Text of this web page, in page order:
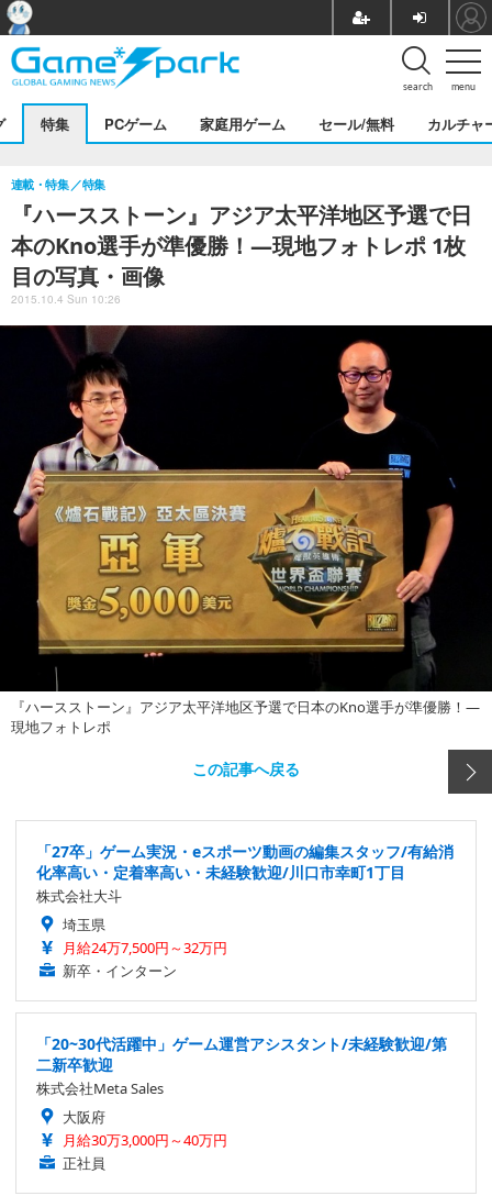
menu
search
特集 PCゲーム 家庭用ゲーム セール/無料 カルチャ
『ハースストーン』アジア太平洋地区予選で日
本のKno選手が準優勝！―現地フォトレポ 1枚
目の写真・画像
連載・特集 特集
2015.10.4 Sun 10:26
『ハースストーン』アジア太平洋地区予選で日本のKno選手が準優勝！―
現地フォトレポ
この記事へ戻る
「27卒」ゲーム実況・eスポーツ動画の編集スタッフ/有給消
化率高い・定着率高い・未経験歓迎/川口市幸町1丁目
株式会社大斗
埼玉県
月給24万7,500円～32万円
新卒・インターン
「20~30代活躍中」ゲーム運営アシスタント/未経験歓迎/第
二新卒歓迎
株式会社Meta Sales
大阪府
月給30万3,000円～40万円
正社員